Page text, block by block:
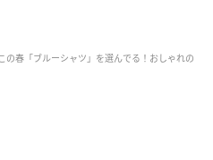
ブルーシャツのきちんと
ープできますよ。
の春「ブルーシャツ」を選んでる！おしゃれの